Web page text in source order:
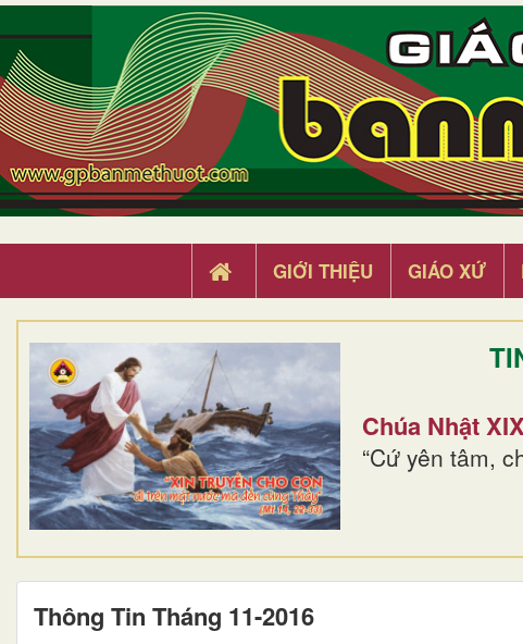
GIỚI THIỆU GIÁO XỨ
Chúa Nhật
“Cứ yên tâm,
Thông Tin Tháng 11-2016